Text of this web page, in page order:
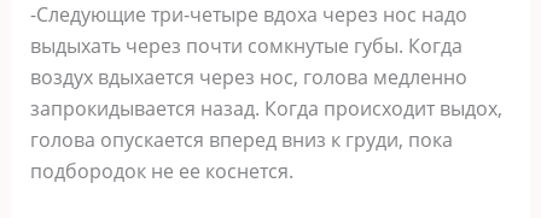
-Следующие три-четыре вдоха через нос надо
выдыхать через почти сомкнутые губы. Когда
воздух вдыхается через нос, голова медленно
запрокидывается назад. Когда происходит выдох,
голова опускается вперед вниз к груди, пока
подбородок не ее коснется.